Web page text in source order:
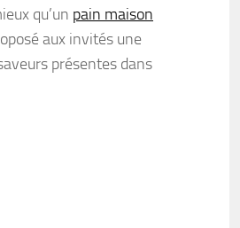
qu’un pain maison
aux invités une
présentes dans